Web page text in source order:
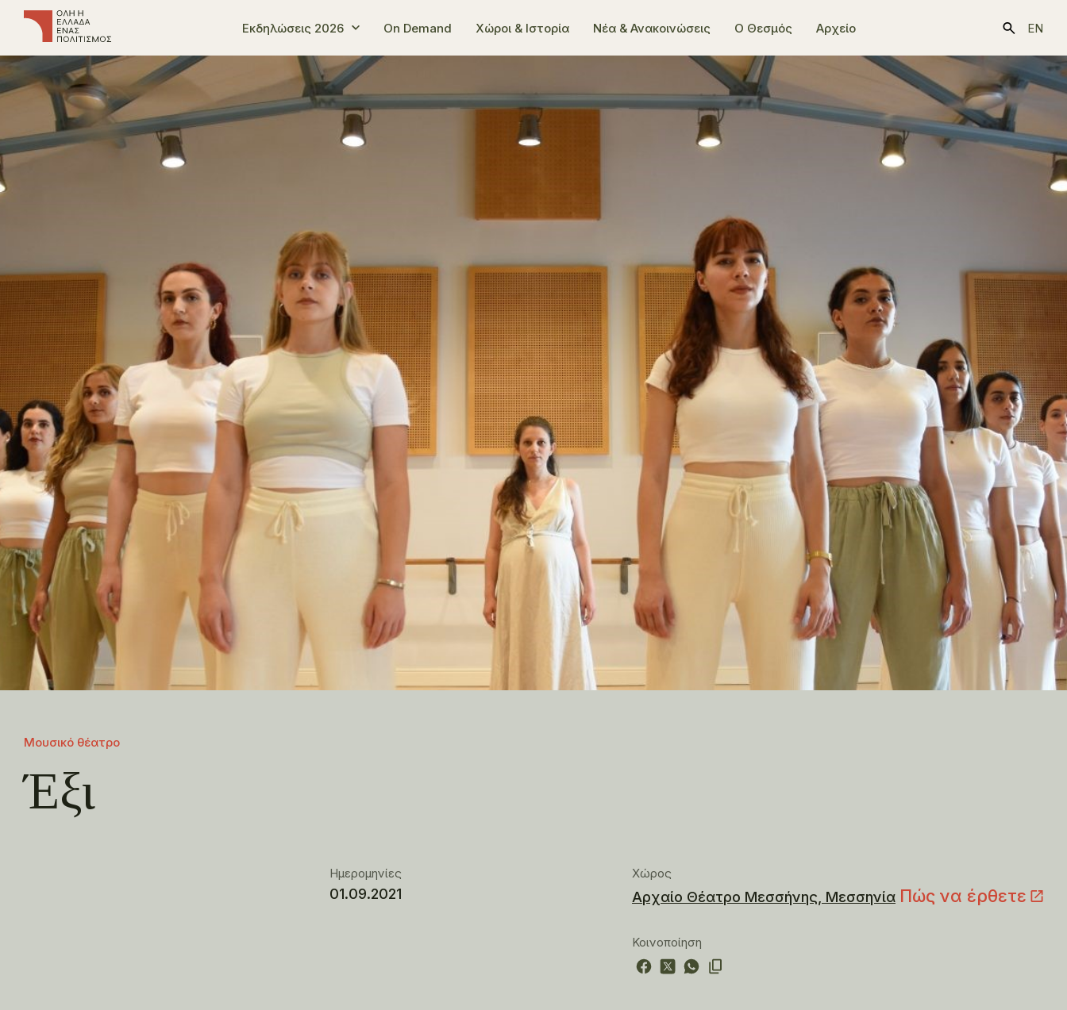
Εκδηλώσεις 2026 On Demand Χώροι & Ιστορία Νέα & Ανακοινώσεις Ο Θεσμός Αρχείο EN
Μουσικό θέατρο
Έξι
Ημερομηνίες
01.09.2021
Χώρος
Αρχαίο Θέατρο Μεσσήνης, Μεσσηνία Πώς να έρθετε
Κοινοποίηση